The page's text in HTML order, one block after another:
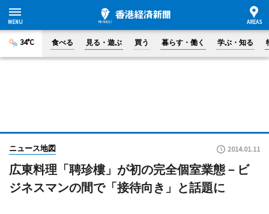
34°C 食べる 見る・遊ぶ 買う 暮らす・働く 学ぶ・知る
ニュース地図 2014.01.11
広東料理「聘珍樓」が初の完全個室業態－ビ
ジネスマンの間で「接待向き」と話題に